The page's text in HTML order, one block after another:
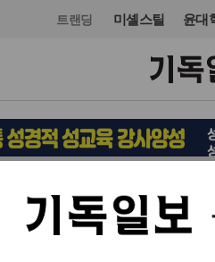
트랜딩 미셸스틸 윤대